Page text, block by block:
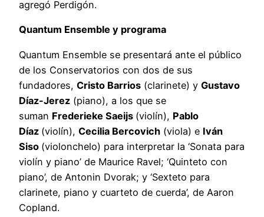
agregó Perdigón.
Quantum Ensemble y programa
Quantum Ensemble se presentará ante el público
de los Conservatorios con dos de sus
fundadores, Cristo Barrios (clarinete) y Gustavo
Díaz-Jerez (piano), a los que se
suman Frederieke Saeijs (violín), Pablo
Díaz (violín), Cecilia Bercovich (viola) e Iván
Siso (violonchelo) para interpretar la ‘Sonata para
violín y piano’ de Maurice Ravel; ‘Quinteto con
piano’, de Antonin Dvorak; y ‘Sexteto para
clarinete, piano y cuarteto de cuerda’, de Aaron
Copland.